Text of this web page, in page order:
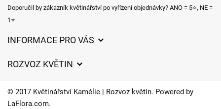
Doporučil by zákazník květinářství po vyřízení objednávky? ANO = 5⭐, NE =
1⭐
INFORMACE PRO VÁS
Často kladené dotazy
O nás
ROZVOZ KVĚTIN
Kam doručujeme květiny
© 2017 Květinářství Kamélie | Rozvoz květin. Powered by
LaFlora.com.